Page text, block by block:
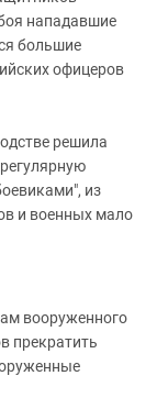
нападавшие
большие
офицеров
решила
из
и военных мало
вооруженного
прекратить